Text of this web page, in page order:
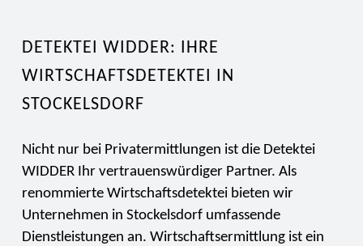
DETEKTEI WIDDER: IHRE
WIRTSCHAFTSDETEKTEI IN
STOCKELSDORF
Nicht nur bei Privatermittlungen ist die Detektei
WIDDER Ihr vertrauenswürdiger Partner. Als
renommierte Wirtschaftsdetektei bieten wir
Unternehmen in Stockelsdorf umfassende
Dienstleistungen an. Wirtschaftsermittlung ist ein